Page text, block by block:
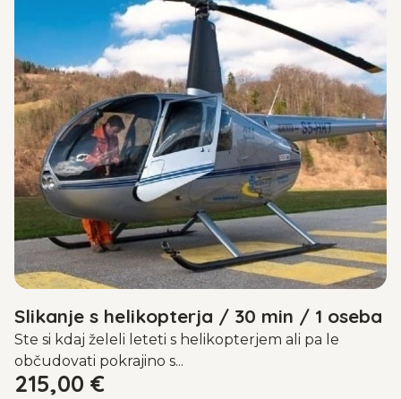
Slikanje s helikopterja / 30 min / 1 oseba
Ste si kdaj želeli leteti s helikopterjem ali pa le
občudovati pokrajino s...
215,00 €